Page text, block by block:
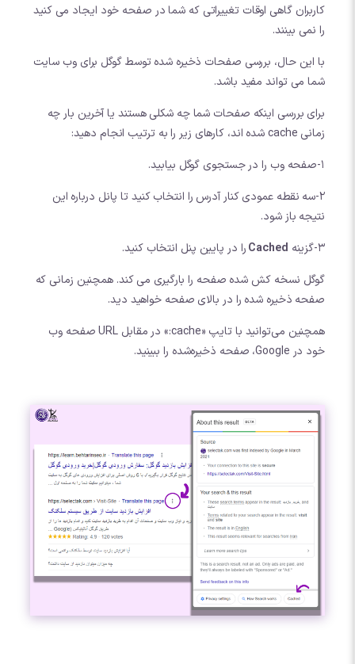
کاربران گاهی اوقات تغییراتی که شما در صفحه خود ایجاد می کنید
را نمی بینند.
با این حال، بررسی صفحات ذخیره شده توسط گوگل برای وب سایت
شما می تواند مفید باشد.
برای بررسی اینکه صفحات شما چه شکلی هستند یا آخرین بار چه
زمانی cache شده اند، کارهای زیر را به ترتیب انجام دهید:
1-صفحه وب را در جستجوی گوگل بیابید.
2-سه نقطه عمودی کنار آدرس را انتخاب کنید تا پانل درباره این
نتیجه باز شود.
3-گزینه
Cachedرا در پایین پنل انتخاب کنید.
گوگل نسخه کش شده صفحه را بارگیری می کند. همچنین زمانی که
صفحه ذخیره شده را در بالای صفحه خواهید دید.
همچنین می‌توانید با تایپ «cache:» در مقابل URL صفحه وب
خود در Google، صفحه ذخیره‌شده را ببینید.